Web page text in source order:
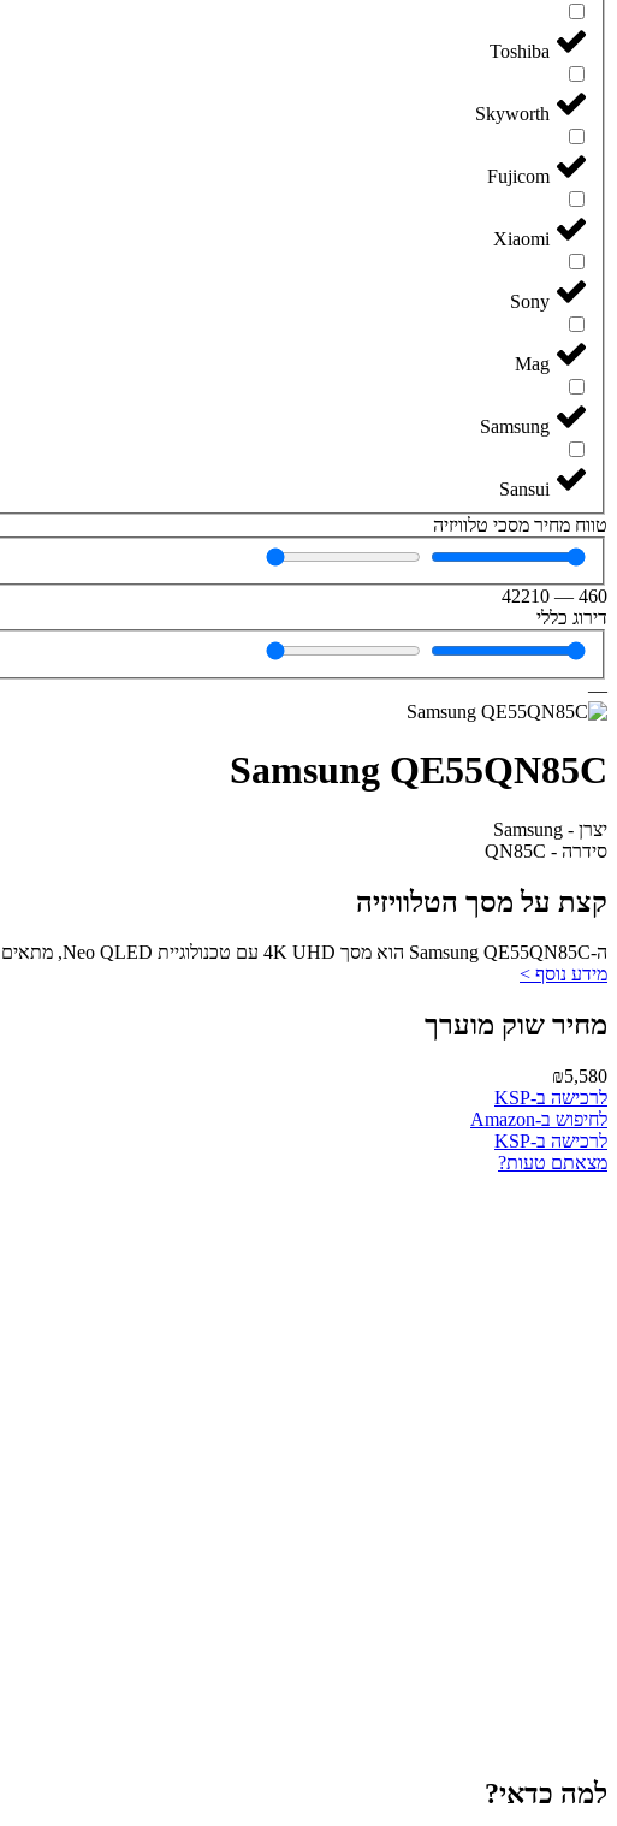
Toshiba
Skyworth
Fujicom
Xiaomi
Sony
Mag
Samsung
Sansui
טווח מחיר מסכי טלוויזיה
460
—
42210
דירוג כללי
—
Samsung QE55QN85C
יצרן - Samsung
סידרה - QN85C
קצת על מסך הטלוויזיה
ה-Samsung QE55QN85C הוא מסך 4K UHD עם טכנולוגיית Neo QLED, מתאים לחדרים בינוניים עם איכות תמונה מעולה.
מידע נוסף >
מחיר שוק מוערך
₪5,580
לרכישה ב-KSP
לחיפוש ב-Amazon
לרכישה ב-KSP
מצאתם טעות?
למה כדאי?